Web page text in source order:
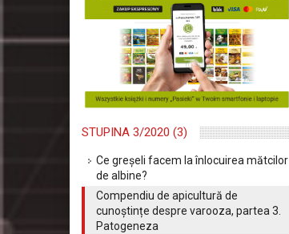
STUPINA 3/2020 (3)
Ce greșeli facem la înlocuirea mătcilor
de albine?
Compendiu de apicultură de
cunoștințe despre varooza, partea 3.
Patogeneza